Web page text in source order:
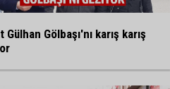
Gülhan Gölbaşı'nı karış karış